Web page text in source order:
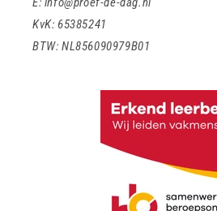
KvK: 65385241
BTW: NL856090979B01